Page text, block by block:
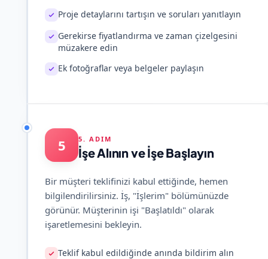
Proje detaylarını tartışın ve soruları yanıtlayın
Gerekirse fiyatlandırma ve zaman çizelgesini
müzakere edin
Ek fotoğraflar veya belgeler paylaşın
5 5. ADIM
İşe Alının ve İşe Başlayın
Bir müşteri teklifinizi kabul ettiğinde, hemen
bilgilendirilirsiniz. İş, "İşlerim" bölümünüzde
görünür. Müşterinin işi "Başlatıldı" olarak
işaretlemesini bekleyin.
Teklif kabul edildiğinde anında bildirim alın